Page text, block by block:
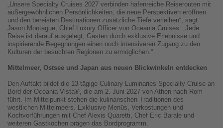
„Unsere Specialty Cruises 2027 verbinden hafenreiche Reiserouten mit
außergewöhnlichen Persönlichkeiten, die neue Perspektiven eröffnen
und den bereisten Destinationen zusätzliche Tiefe verleihen“, sagt
Jason Montague, Chief Luxury Officer von Oceania Cruises. „Jede
Reise ist darauf ausgelegt, Gästen durch exklusive Erlebnisse und
inspirierende Begegnungen einen noch intensiveren Zugang zu den
Kulturen der besuchten Regionen zu ermöglichen.“
Mittelmeer, Ostsee und Japan aus neuen Blickwinkeln entdecken
Den Auftakt bildet die 13-tägige Culinary Luminaries Specialty Cruise an
Bord der Oceania Vista®, die am 2. Juni 2027 von Athen nach Rom
führt. Im Mittelpunkt stehen die kulinarischen Traditionen des
westlichen Mittelmeers. Exklusive Menüs, Verkostungen und
Kochvorführungen mit Chef Alexis Quaretti, Chef Eric Barale und
weiteren Gastköchen prägen das Bordprogramm.